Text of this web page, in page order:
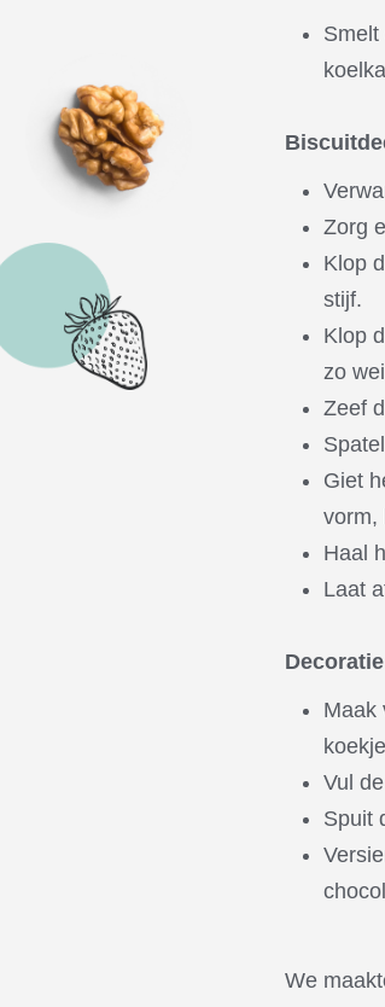
Zorg
Klop
stijf.
Klop
zo
Zeef
Giet
vorm,
Haal
Laat
Decoratie
Maak
Vul
Spuit
We